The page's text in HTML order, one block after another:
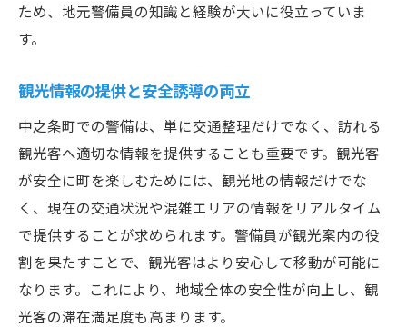
ため、地元警備員の知識と経験が大いに役立っていま
す。
観光情報の提供と安全誘導の両立
中之条町での警備は、単に交通整理だけでなく、訪れる
観光客へ適切な情報を提供することも重要です。観光客
が安全に町を楽しむためには、観光地の情報だけでな
く、現在の交通状況や混雑エリアの情報をリアルタイム
で提供することが求められます。警備員が観光案内の役
割を果たすことで、観光客はより安心して移動が可能に
なります。これにより、地域全体の安全性が向上し、観
光客の滞在満足度も高まります。